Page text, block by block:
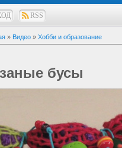
RSS
» Видео » Хобби и образование
бусы